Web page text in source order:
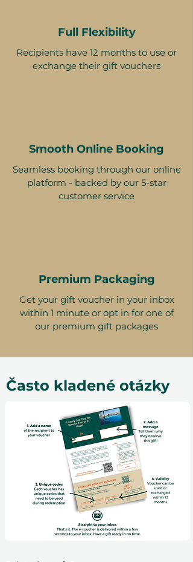
Full Flexibility
Recipients have 12 months to use or
exchange their gift vouchers
Smooth Online Booking
Seamless booking through our online
platform - backed by our 5-star
customer service
Premium Packaging
Get your gift voucher in your inbox
within 1 minute or opt in for one of
our premium gift packages
Často kladené otázky